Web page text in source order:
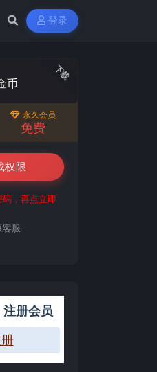
登录
下载
币
永久会员
免费
权限
，再点立即
服
册会员